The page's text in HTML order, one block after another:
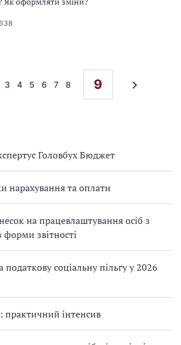
Головбух Бюджет
нарахування та оплати
на працевлаштування осіб з
форми звітності
соціальну пільгу у 2026
практичний інтенсив
3 4 5 6 7 8 9